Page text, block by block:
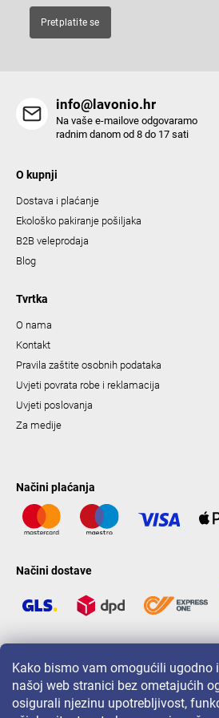
Kako bismo vam omogućili ugodno
našoj web stranici bez ometajućih
osigurali njezinu upotrebljivost,
Pretplatite se
info@lavonio.hr
Na vaše e-mailove odgovaramo
radnim danom od 8 do 17 sati
O kupnji
Dostava i plaćanje
Ekološko pakiranje pošiljaka
B2B veleprodaja
Blog
Tvrtka
O nama
Kontakt
Pravila zaštite osobnih podataka
Uvjeti povrata robe i reklamacija
Uvjeti poslovanja
Za medije
Načini plaćanja
Načini dostave